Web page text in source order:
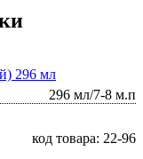
296 мл
296 мл/7-8 м.п
код товара: 22-96